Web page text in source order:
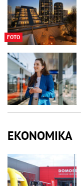
FOTO
EKONOMIKA